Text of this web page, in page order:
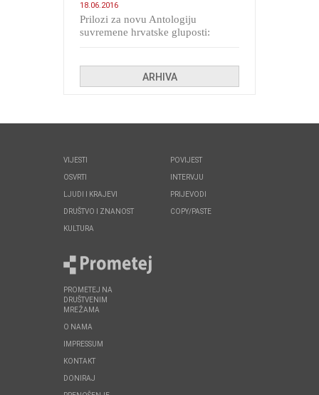
18.06.2016
Prilozi za novu Antologiju
suvremene hrvatske gluposti:
ARHIVA
VIJESTI
OSVRTI
LJUDI I KRAJEVI
DRUŠTVO I ZNANOST
KULTURA
POVIJEST
INTERVJU
PRIJEVODI
COPY/PASTE
PROMETEJ NA
DRUŠTVENIM
MREŽAMA
O NAMA
IMPRESSUM
KONTAKT
DONIRAJ